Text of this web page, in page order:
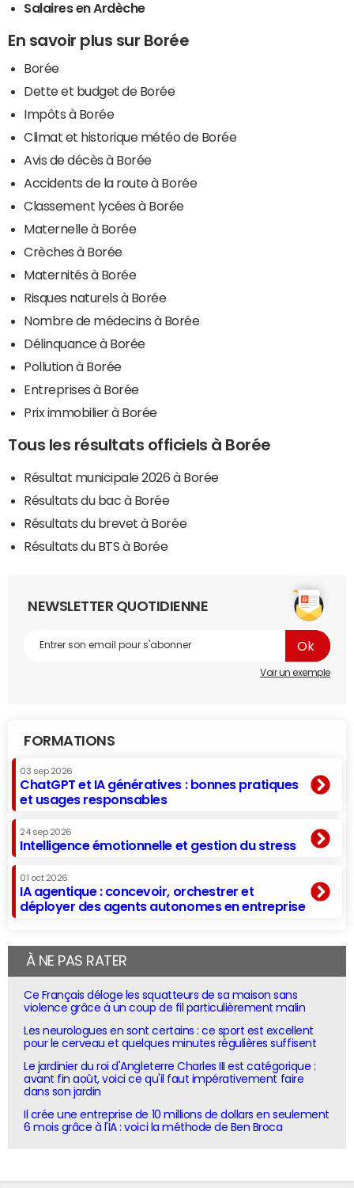
Salaires en Ardèche
En savoir plus sur Borée
Borée
Dette et budget de Borée
Impôts à Borée
Climat et historique météo de Borée
Avis de décès à Borée
Accidents de la route à Borée
Classement lycées à Borée
Maternelle à Borée
Crèches à Borée
Maternités à Borée
Risques naturels à Borée
Nombre de médecins à Borée
Délinquance à Borée
Pollution à Borée
Entreprises à Borée
Prix immobilier à Borée
Tous les résultats officiels à Borée
Résultat municipale 2026 à Borée
Résultats du bac à Borée
Résultats du brevet à Borée
Résultats du BTS à Borée
NEWSLETTER QUOTIDIENNE
Voir un exemple
FORMATIONS
03 sep 2026
ChatGPT et IA génératives : bonnes pratiques
et usages responsables
24 sep 2026
Intelligence émotionnelle et gestion du stress
01 oct 2026
IA agentique : concevoir, orchestrer et
déployer des agents autonomes en entreprise
À NE PAS RATER
Ce Français déloge les squatteurs de sa maison sans
violence grâce à un coup de fil particulièrement malin
Les neurologues en sont certains : ce sport est excellent
pour le cerveau et quelques minutes régulières suffisent
Le jardinier du roi d'Angleterre Charles III est catégorique :
avant fin août, voici ce qu'il faut impérativement faire
dans son jardin
Il crée une entreprise de 10 millions de dollars en seulement
6 mois grâce à l'IA : voici la méthode de Ben Broca